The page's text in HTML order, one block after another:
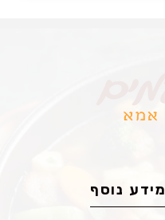
מידע נוסף